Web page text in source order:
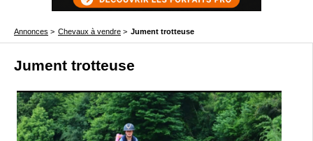
Annonces > Chevaux à vendre > Jument trotteuse
Jument trotteuse